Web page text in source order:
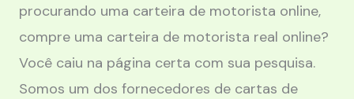
procurando uma carteira de motorista online,
compre uma carteira de motorista real online?
Você caiu na página certa com sua pesquisa.
Somos um dos fornecedores de cartas de